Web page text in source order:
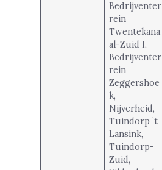
Bedrijventer
rein
Twentekana
al-Zuid I,
Bedrijventer
rein
Zeggershoe
k,
Nijverheid,
Tuindorp ’t
Lansink,
Tuindorp-
Zuid,